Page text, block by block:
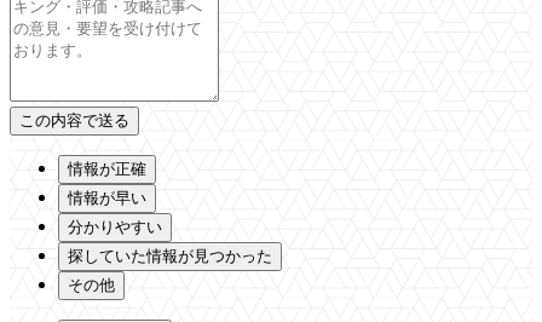
情報が正確
情報が早い
分かりやすい
探していた情報が見つかった
その他